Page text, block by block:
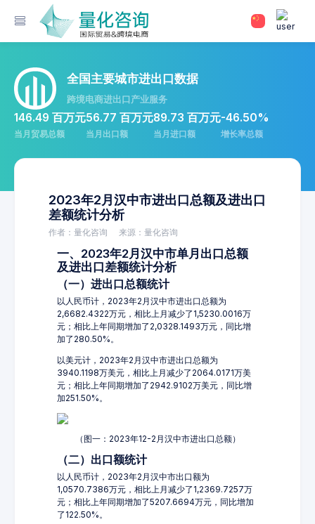
全国主要城市进出口数据
跨境电商进出口产业服务
146.49 百万元
当月贸易总额
56.77 百万元
当月出口额
89.73 百万元
当月进口额
-46.50%
增长率总额
2023年2月汉中市进出口总额及进出口
差额统计分析
作者：量化咨询 来源：量化咨询
一、2023年2月汉中市单月出口总额
及进出口差额统计分析
（一）进出口总额统计
以人民币计，2023年2月汉中市进出口总额为
2,6682.4322万元，相比上月减少了1,5230.0016万
元；相比上年同期增加了2,0328.1493万元，同比增
加了280.50%。
以美元计，2023年2月汉中市进出口总额为
3940.1198万美元，相比上月减少了2064.0171万美
元；相比上年同期增加了2942.9102万美元，同比增
加251.50%。
（图一：2023年12-2月汉中市进出口总额）
（二）出口额统计
以人民币计，2023年2月汉中市出口额为
1,0570.7386万元，相比上月减少了1,2369.7257万
元；相比上年同期增加了5207.6694万元，同比增加
了122.50%。